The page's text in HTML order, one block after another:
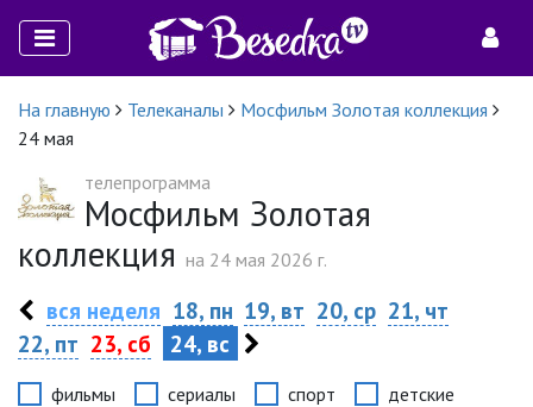
На главную Телеканалы
Мосфильм Золотая коллекция
24 мая
телепрограмма
Мосфильм Золотая
коллекция на 24 мая 2026 г.
вся неделя 18, пн 19, вт 20, ср 21, чт
22, пт 23, сб 24, вс
фильмы сериалы спорт детские